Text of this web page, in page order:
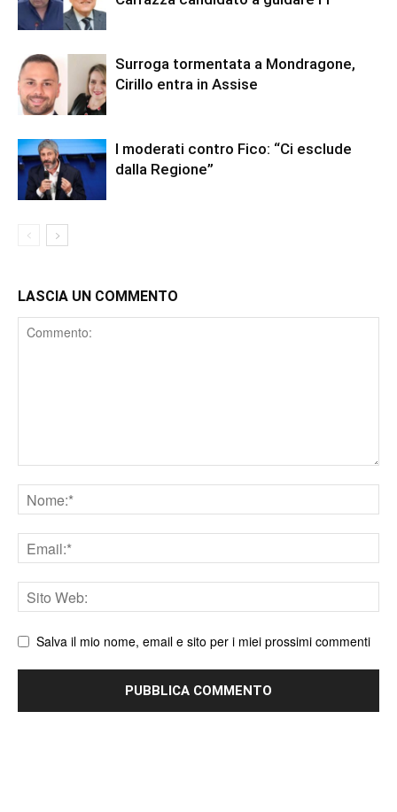
Surroga tormentata a Mondragone,
Cirillo entra in Assise
I moderati contro Fico: “Ci esclude
dalla Regione”
LASCIA UN COMMENTO
Comment
Nome
Email
Sito
web
Salva il mio nome, email e sito per i miei prossimi commenti